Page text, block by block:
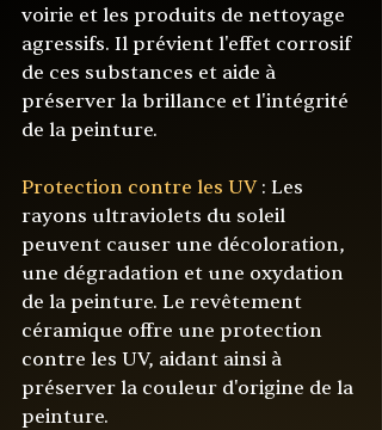
voirie et les produits de nettoyage
agressifs. Il prévient l'effet corrosif
de ces substances et aide à
préserver la brillance et l'intégrité
de la peinture.
Protection contre les UV : Les
rayons ultraviolets du soleil
peuvent causer une décoloration,
une dégradation et une oxydation
de la peinture. Le revêtement
céramique offre une protection
contre les UV, aidant ainsi à
préserver la couleur d'origine de la
peinture.